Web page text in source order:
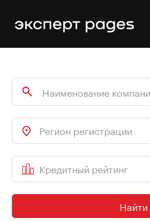
Регион регистрации
Кредитный рейтинг
Найти